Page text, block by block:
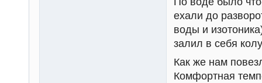
ехали до
воды и
залил в себя
Как же нам
Комфортная